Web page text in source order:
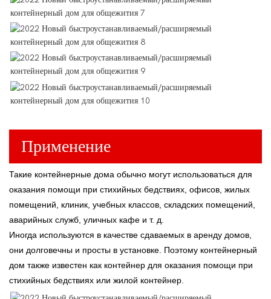
Применение
Такие контейнерные дома обычно могут использоваться для
оказания помощи при стихийных бедствиях, офисов, жилых
помещений, клиник, учебных классов, складских помещений,
аварийных служб, уличных кафе и т. д.
Иногда используются в качестве сдаваемых в аренду домов,
они долговечны и просты в установке. Поэтому контейнерный
дом также известен как контейнер для оказания помощи при
стихийных бедствиях или жилой контейнер.